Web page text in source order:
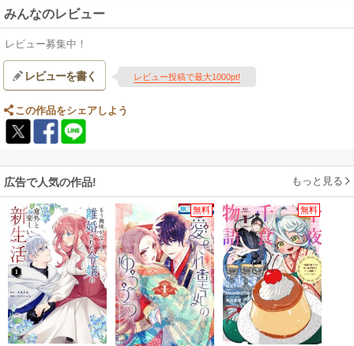
みんなのレビュー
レビュー募集中！
レビューを書く レビュー投稿で最大1000pt!
この作品をシェアしよう
広告で人気の作品! もっと見る
無料 無料